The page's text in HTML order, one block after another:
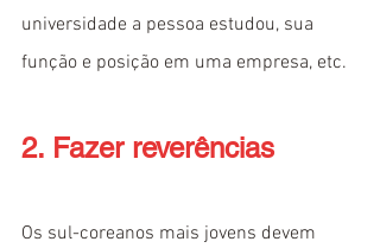
universidade a pessoa estudou, sua
função e posição em uma empresa, etc.
2. Fazer reverências
Os sul-coreanos mais jovens devem